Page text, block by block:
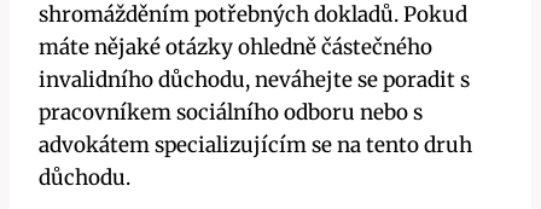
shromážděním potřebných dokladů. Pokud
máte nějaké otázky ohledně částečného
invalidního důchodu, neváhejte se poradit s
pracovníkem sociálního odboru nebo s
advokátem specializujícím se na tento druh
důchodu.